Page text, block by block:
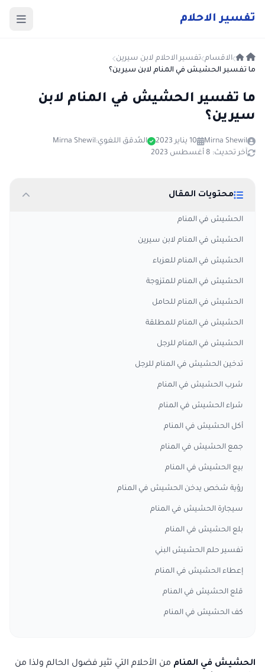
تفسير الاحلام
الاقسام تفسير الاحلام لابن سيرين
ما تفسير الحشيش في المنام لابن سيرين؟
ما تفسير الحشيش في المنام لابن
سيرين؟
Mirna Shewil 10 يناير 2023 المُدقق اللغوي:Mirna Shewil
آخر تحديث: 8 أغسطس 2023
محتويات المقال
الحشيش في المنام
الحشيش في المنام لابن سيرين
الحشيش في المنام للعزباء
الحشيش في المنام للمتزوجة
الحشيش في المنام للحامل
الحشيش في المنام للمطلقة
الحشيش في المنام للرجل
تدخين الحشيش في المنام للرجل
شرب الحشيش في المنام
شراء الحشيش في المنام
أكل الحشيش في المنام
جمع الحشيش في المنام
بيع الحشيش في المنام
رؤية شخص يدخن الحشيش في المنام
سيجارة الحشيش في المنام
بلع الحشيش في المنام
تفسير حلم الحشيش البني
إعطاء الحشيش في المنام
قلع الحشيش في المنام
كف الحشيش في المنام
الحشيش في المنام من الأحلام التي تثير فضول الحالم ولذا من